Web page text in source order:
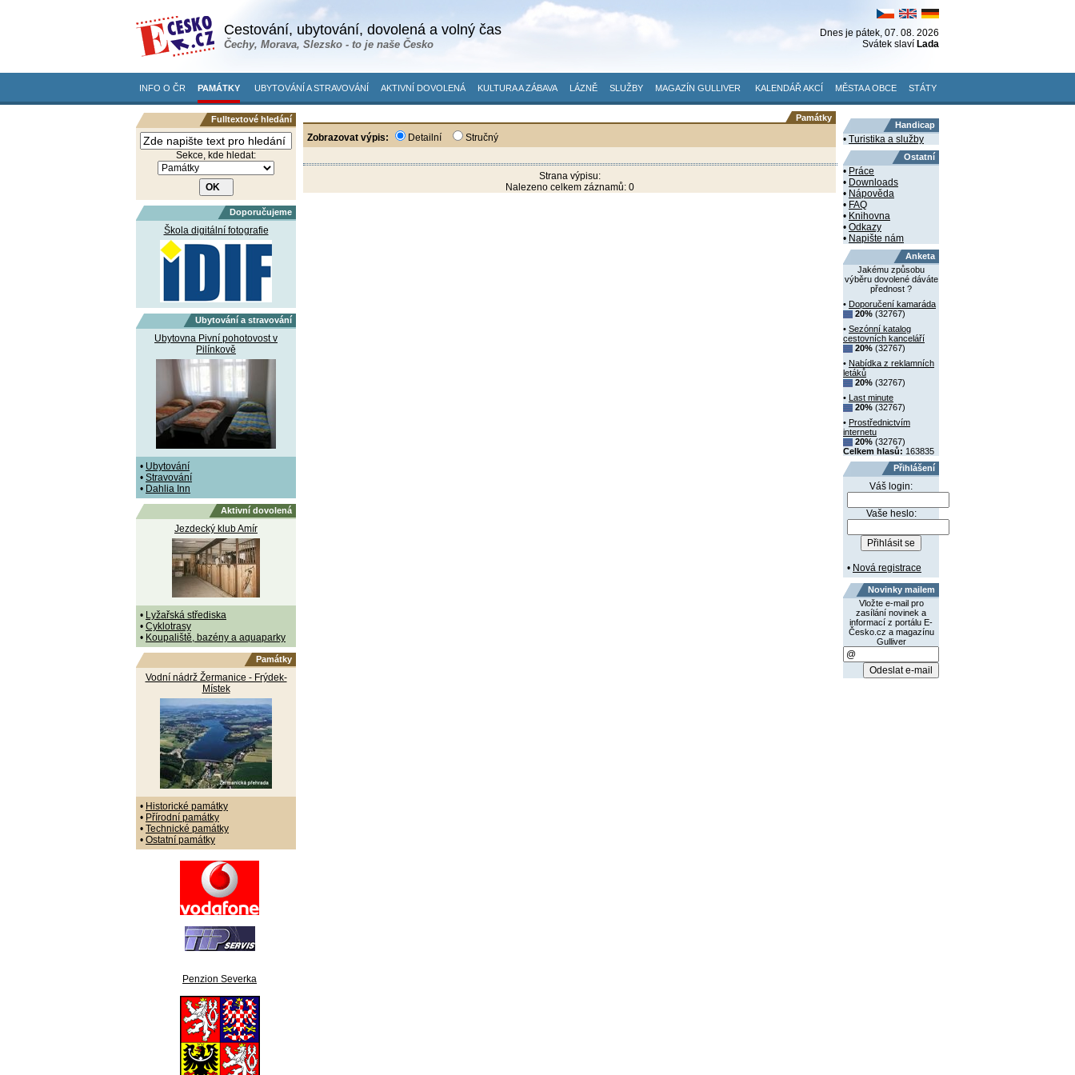
Cestování, ubytování, dovolená a volný čas
Čechy, Morava, Slezsko - to je naše Česko
Dnes je pátek, 07. 08. 2026
Svátek slaví Lada
INFO O ČR PAMÁTKY UBYTOVÁNÍ A STRAVOVÁNÍ AKTIVNÍ DOVOLENÁ KULTURA A ZÁBAVA LÁZNĚ SLUŽBY MAGAZÍN GULLIVER KALENDÁŘ AKCÍ MĚSTA A OBCE STÁTY
Fulltextové hledání
Sekce, kde hledat:
Doporučujeme
Škola digitální fotografie
Ubytování a stravování
Ubytovna Pivní pohotovost v
Pilínkově
• Ubytování
• Stravování
• Dahlia Inn
Aktivní dovolená
Jezdecký klub Amír
• Lyžařská střediska
• Cyklotrasy
• Koupaliště, bazény a aquaparky
Památky
Vodní nádrž Žermanice - Frýdek-
Místek
• Historické památky
• Přírodní památky
• Technické památky
• Ostatní památky
Penzion Severka
Památky
Zobrazovat výpis: Detailní Stručný
Strana výpisu:
Nalezeno celkem záznamů: 0
Handicap
• Turistika a služby
Ostatní
• Práce
• Downloads
• Nápověda
• FAQ
• Knihovna
• Odkazy
• Napište nám
Anketa
Jakému způsobu
výběru dovolené dáváte
přednost ?
• Doporučení kamaráda
20% (32767)
• Sezónní katalog
cestovních kanceláří
20% (32767)
• Nabídka z reklamních
letáků
20% (32767)
•
Last minute
20% (32767)
• Prostřednictvím
internetu
20% (32767)
Celkem hlasů: 163835
Přihlášení
Váš login:
Vaše heslo:
• Nová registrace
Novinky mailem
Vložte e-mail pro
zasílání novinek a
informací z portálu E-
Česko.cz a magazínu
Gulliver